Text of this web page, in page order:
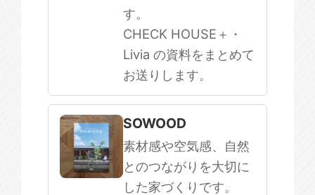
す。
CHECK HOUSE＋・
Livia の資料をまとめて
お送りします。
SOWOOD
素材感や空気感、自然
とのつながりを大切に
した家づくりです。